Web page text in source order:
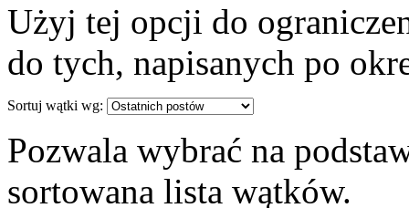
Użyj tej opcji do
do tych, napisanych po
Sortuj wątki wg:
Pozwala wybrać na
sortowana lista wątków.